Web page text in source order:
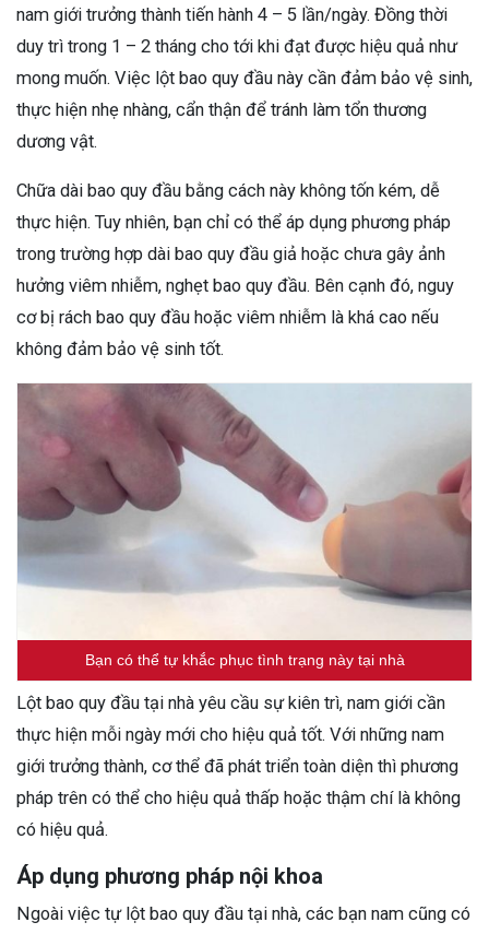
nam giới trưởng thành tiến hành 4 – 5 lần/ngày. Đồng thời
duy trì trong 1 – 2 tháng cho tới khi đạt được hiệu quả như
mong muốn. Việc lột bao quy đầu này cần đảm bảo vệ sinh,
thực hiện nhẹ nhàng, cẩn thận để tránh làm tổn thương
dương vật.
Chữa dài bao quy đầu bằng cách này không tốn kém, dễ
thực hiện. Tuy nhiên, bạn chỉ có thể áp dụng phương pháp
trong trường hợp dài bao quy đầu giả hoặc chưa gây ảnh
hưởng viêm nhiễm, nghẹt bao quy đầu. Bên cạnh đó, nguy
cơ bị rách bao quy đầu hoặc viêm nhiễm là khá cao nếu
không đảm bảo vệ sinh tốt.
Bạn có thể tự khắc phục tình trạng này tại nhà
Lột bao quy đầu tại nhà yêu cầu sự kiên trì, nam giới cần
thực hiện mỗi ngày mới cho hiệu quả tốt. Với những nam
giới trưởng thành, cơ thể đã phát triển toàn diện thì phương
pháp trên có thể cho hiệu quả thấp hoặc thậm chí là không
có hiệu quả.
Áp dụng phương pháp nội khoa
Ngoài việc tự lột bao quy đầu tại nhà, các bạn nam cũng có